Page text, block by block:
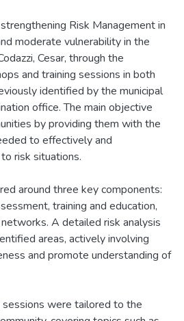
Risk Management in
moderate vulnerability in the
Cesar, through the
and training sessions in both
identified by the municipal
office. The main objective
by providing them with the
to effectively and
risk situations.
around three key components:
training and education,
A detailed risk analysis
areas, actively involving
and promote understanding of
were tailored to the